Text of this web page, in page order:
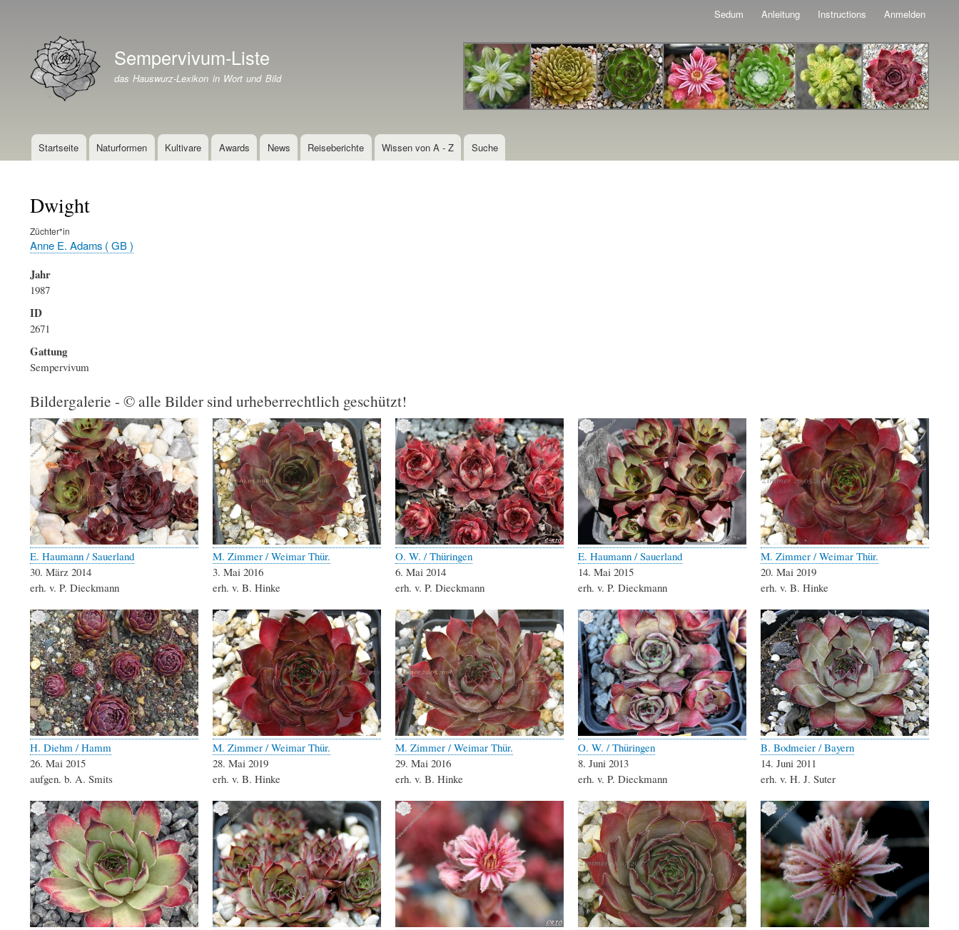
Inhalt
Sedum Anleitung Instructions Anmelden
Branding der WebsiteSempervivum-Liste
das Hauswurz-Lexikon in Wort und Bild
Hauptnavigation
Startseite Naturformen Kultivare Awards News Reiseberichte Wissen von A - Z Suche
Dwight
Züchter*in
Anne E. Adams ( GB )
Jahr
1987
ID
2671
Gattung
Sempervivum
Bildergalerie - © alle Bilder sind urheberrechtlich geschützt!
E. Haumann / Sauerland
30. März 2014
erh. v. P. Dieckmann
M. Zimmer / Weimar Thür.
3. Mai 2016
erh. v. B. Hinke
O. W. / Thüringen
6. Mai 2014
erh. v. P. Dieckmann
E. Haumann / Sauerland
14. Mai 2015
erh. v. P. Dieckmann
M. Zimmer / Weimar Thür.
20. Mai 2019
erh. v. B. Hinke
H. Diehm / Hamm
26. Mai 2015
aufgen. b. A. Smits
M. Zimmer / Weimar Thür.
28. Mai 2019
erh. v. B. Hinke
M. Zimmer / Weimar Thür.
29. Mai 2016
erh. v. B. Hinke
O. W. / Thüringen
8. Juni 2013
erh. v. P. Dieckmann
B. Bodmeier / Bayern
14. Juni 2011
erh. v. H. J. Suter